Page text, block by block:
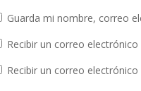
Guarda mi nombre, correo
Recibir un correo
Recibir un correo